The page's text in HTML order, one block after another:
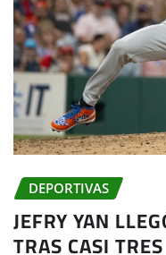
DEPORTIVAS
JEFRY YAN
TRAS CASI